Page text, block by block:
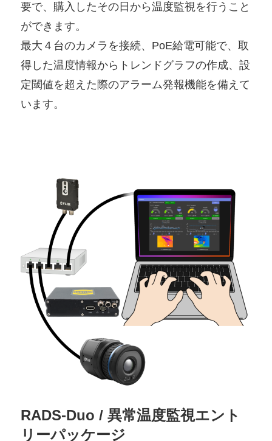
要で、購入したその日から温度監視を行うこと
ができます。
最大４台のカメラを接続、PoE給電可能で、取
得した温度情報からトレンドグラフの作成、設
定閾値を超えた際のアラーム発報機能を備えて
います。
RADS-Duo / 異常温度監視エント
リーパッケージ